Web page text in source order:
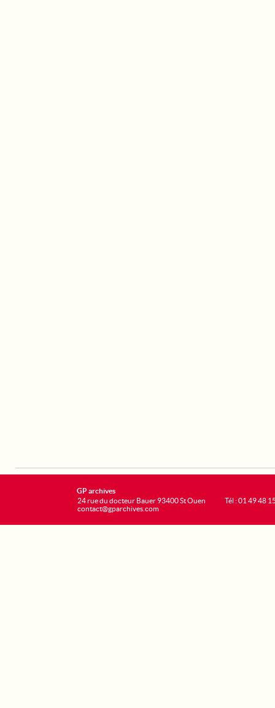
GP archives
24 rue du docteur Bauer 93400 St Ouen
contact@gparchives.com
Tél : 01 49 48